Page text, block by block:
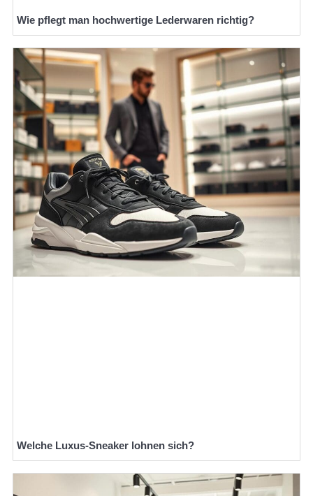
Wie pflegt man hochwertige Lederwaren richtig?
Welche Luxus-Sneaker lohnen sich?